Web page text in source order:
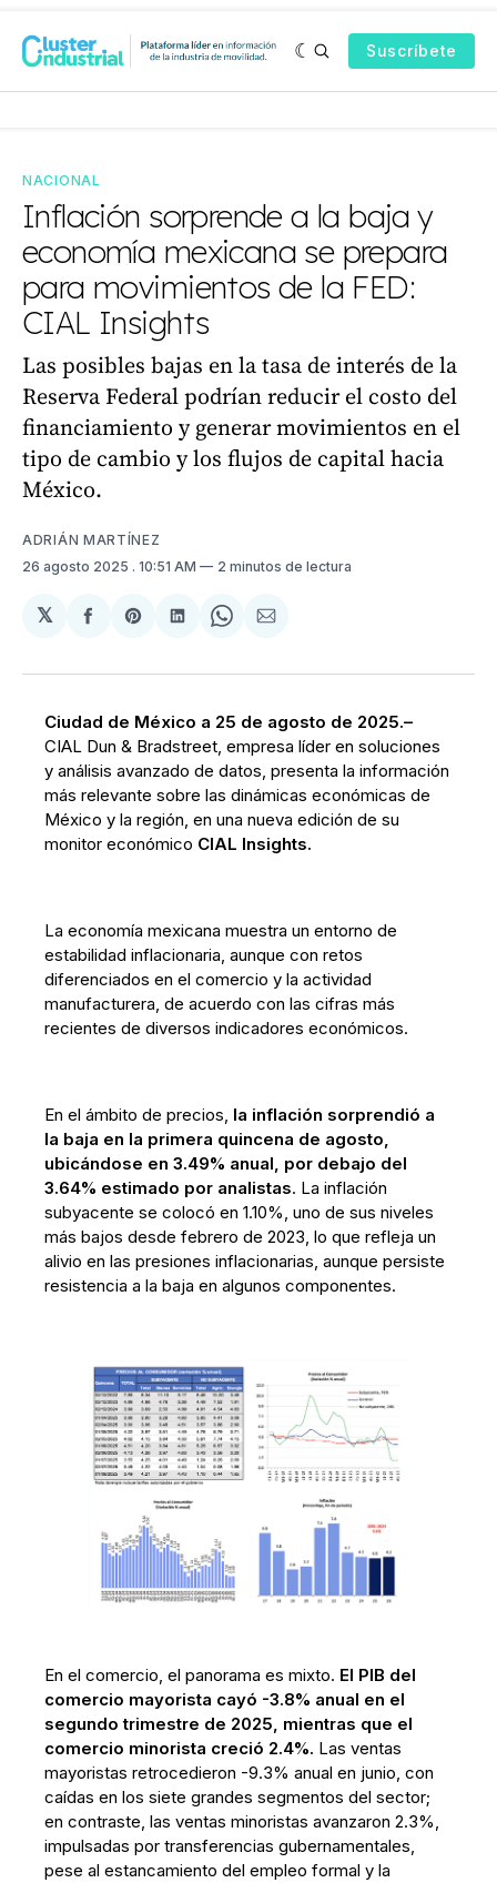
Suscríbete
NACIONAL
Inflación sorprende a la baja y
economía mexicana se prepara
para movimientos de la FED:
CIAL Insights
Las posibles bajas en la tasa de interés de la
Reserva Federal podrían reducir el costo del
financiamiento y generar movimientos en el
tipo de cambio y los flujos de capital hacia
México.
ADRIÁN MARTÍNEZ
26 agosto 2025 . 10:51 AM 2 minutos de lectura
𝕏
Compartir
Facebook
Share
Pinterest
Compartir
LinkedIn
Share
WhatsApp
Compartir
Email
Ciudad de México a 25 de agosto de 2025.–
CIAL Dun & Bradstreet, empresa líder en soluciones
y análisis avanzado de datos, presenta la información
más relevante sobre las dinámicas económicas de
México y la región, en una nueva edición de su
monitor económico CIAL Insights.
La economía mexicana muestra un entorno de
estabilidad inflacionaria, aunque con retos
diferenciados en el comercio y la actividad
manufacturera, de acuerdo con las cifras más
recientes de diversos indicadores económicos.
En el ámbito de precios, la inflación sorprendió a
la baja en la primera quincena de agosto,
ubicándose en 3.49% anual, por debajo del
3.64% estimado por analistas. La inflación
subyacente se colocó en 1.10%, uno de sus niveles
más bajos desde febrero de 2023, lo que refleja un
alivio en las presiones inflacionarias, aunque persiste
resistencia a la baja en algunos componentes.
En el comercio, el panorama es mixto. El PIB del
comercio mayorista cayó -3.8% anual en el
segundo trimestre de 2025, mientras que el
comercio minorista creció 2.4%. Las ventas
mayoristas retrocedieron -9.3% anual en junio, con
caídas en los siete grandes segmentos del sector;
en contraste, las ventas minoristas avanzaron 2.3%,
impulsadas por transferencias gubernamentales,
pese al estancamiento del empleo formal y la